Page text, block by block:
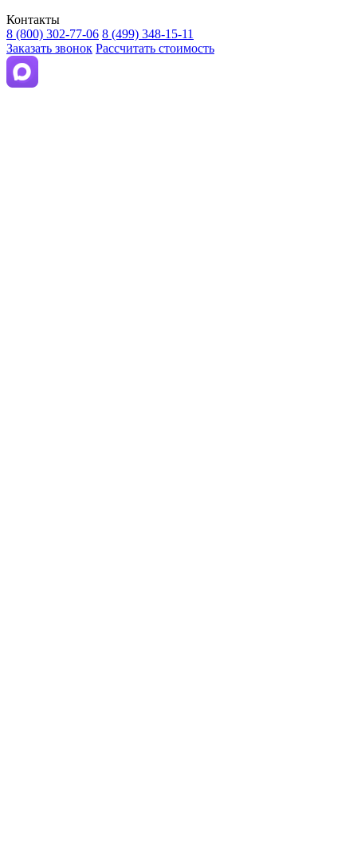
Контакты
8 (800) 302-77-06 8 (499) 348-15-11
Заказать звонок Рассчитать стоимость